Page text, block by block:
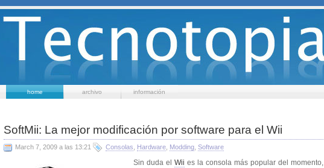
home archivo información
SoftMii: La mejor modificación por software para el Wii
March 7, 2009 a las 13:21 Consolas Hardware Modding Software
Sin duda el Wii es la consola más popular del momento,